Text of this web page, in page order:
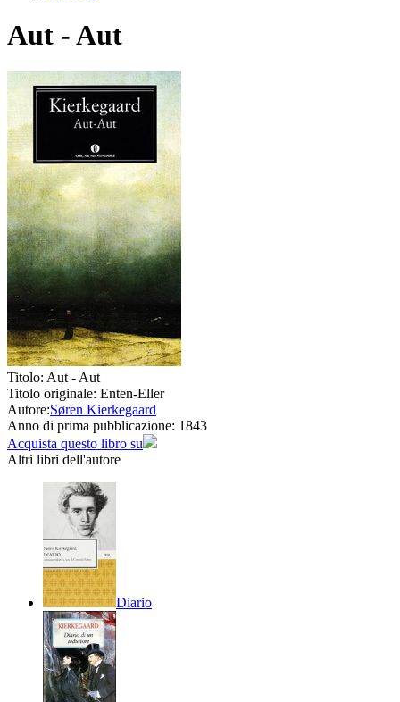
Aut - Aut
Titolo: Aut - Aut
Titolo originale: Enten-Eller
Autore:Søren Kierkegaard
Anno di prima pubblicazione: 1843
Acquista questo libro su
Altri libri dell'autore
Diario